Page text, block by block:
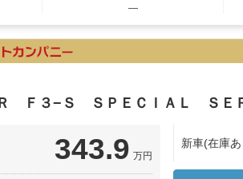
―
Ｆ３−Ｓ ＳＰＥＣＩＡＬ ＳＥ
343.9 万円
新車(在庫